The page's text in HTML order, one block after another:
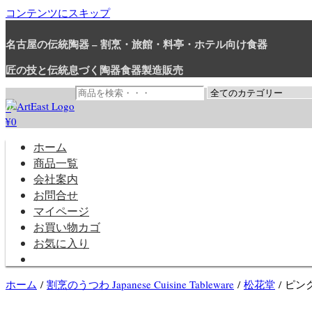
コンテンツにスキップ
名古屋の伝統陶器 – 割烹・旅館・料亭・ホテル向け食器
匠の技と伝統息づく陶器食器製造販売
和食器・洋食器通販｜割烹・旅館・料亭・ホテル等業務用卸販売
業務用から個人用まで、おしゃれでかわいい和食器・洋食器はま
0
¥0
ホーム
商品一覧
会社案内
お問合せ
マイページ
お買い物カゴ
お気に入り
ホーム / 割烹のうつわ Japanese Cuisine Tableware / 松花堂 / ピン